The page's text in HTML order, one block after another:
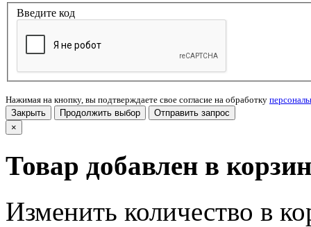
Введите код
Нажимая на кнопку, вы подтверждаете свое согласие на обработку
Закрыть
Продолжить выбор
Отправить запрос
×
Товар добавлен в
Изменить количество в